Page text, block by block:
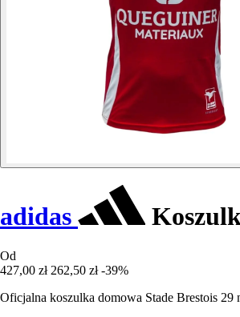
adidas
Od
427,00 zł 262,50 zł -39%
Oficjalna koszulka domowa Stade Brestois 29